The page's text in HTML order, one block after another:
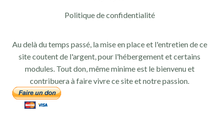
Politique de confidentialité
Au delà du temps passé, la mise en place et l'entretien de ce
site coutent de l'argent, pour l'hébergement et certains
modules. Tout don, même minime est le bienvenu et
contribuera à faire vivre ce site et notre passion.